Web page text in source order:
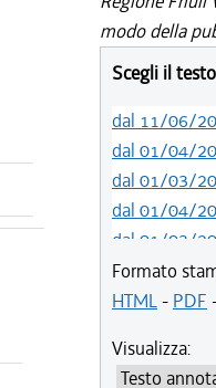
modo della
Scegli il
dal 11/06/
dal 01/04/
dal 01/03/
dal 01/04/
dal 01/03/
dal 01/01/
dal 03/09/
dal 07/03/
Formato
HTML- PDF
Visualizza: